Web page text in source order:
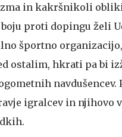
in kakršnikoli obliki
proti dopingu želi
športno
ostalim, hkrati pa bi
navdušencev.
igralcev in njihovo